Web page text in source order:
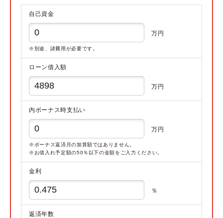
自己資金
万円
※別途、諸費用が必要です。
ローン借入額
万円
内ボーナス時支払い
万円
※ボーナス返済月の加算額ではありません。
※お借入れ予定額の50％以下の金額をご入力ください。
金利
％
返済年数